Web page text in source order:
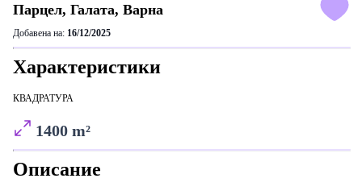
Парцел, Галата, Варна
Добавена на: 16/12/2025
Характеристики
КВАДРАТУРА
1400 m²
Описание